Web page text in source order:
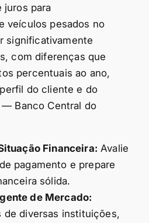
juros para
veículos pesados no
significativamente
com diferenças que
percentuais ao ano,
do cliente e do
Banco Central do
Financeira: Avalie
pagamento e prepare
sólida.
de Mercado:
de diversas instituições,